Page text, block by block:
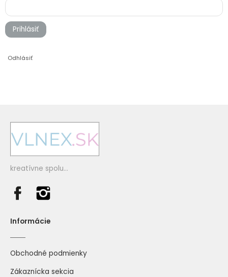
Prihlásiť
Odhlásiť
kreatívne spolu...
Informácie
Obchodné podmienky
Zákaznícka sekcia